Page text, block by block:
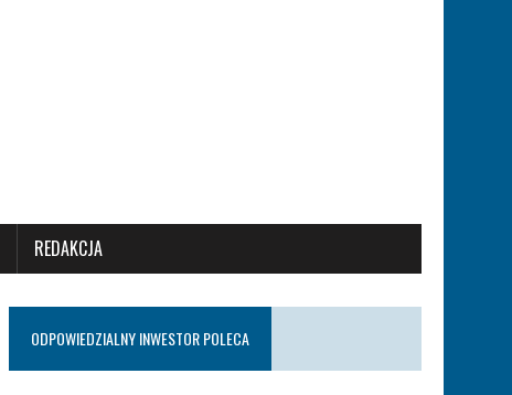
REDAKCJA
ODPOWIEDZIALNY INWESTOR POLECA